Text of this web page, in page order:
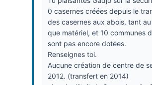
0 casernes créées depuis le
des casernes aux abois, tant
que matériel, et 10 communes
sont pas encore dotées.
Renseignes toi.
Aucune création de centre de
2012. (transfert en 2014)